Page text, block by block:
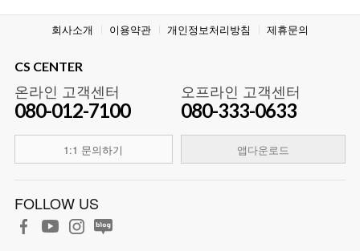
회사소개 이용약관 개인정보처리방침 제휴문의
CS CENTER
온라인 고객센터
080-012-7100
1:1 문의하기
오프라인 고객센터
080-333-0633
앱다운로드
FOLLOW US